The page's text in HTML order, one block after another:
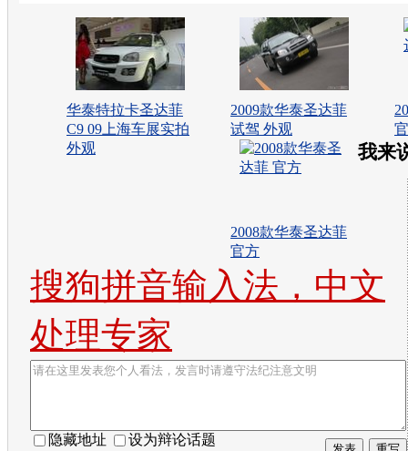
华泰特拉卡圣达菲
C9 09上海车展实拍
外观
2009款华泰圣达菲
试驾 外观
2008款华泰圣达菲
官方
我来
搜狗拼音输入法，中文
处理专家
隐藏地址 设为辩论话题